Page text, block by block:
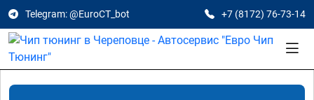
Telegram: @EuroCT_bot +7 (8172) 76-73-14